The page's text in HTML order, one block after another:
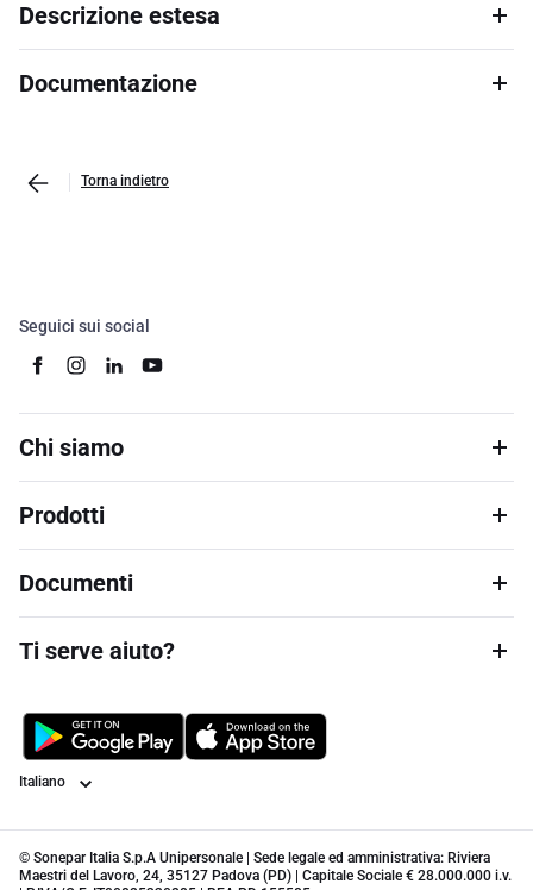
Descrizione estesa
Documentazione
Torna indietro
Seguici sui social
Chi siamo
Prodotti
Documenti
Ti serve aiuto?
Lingua
© Sonepar Italia S.p.A Unipersonale | Sede legale ed amministrativa: Riviera
Maestri del Lavoro, 24, 35127 Padova (PD) | Capitale Sociale € 28.000.000 i.v.